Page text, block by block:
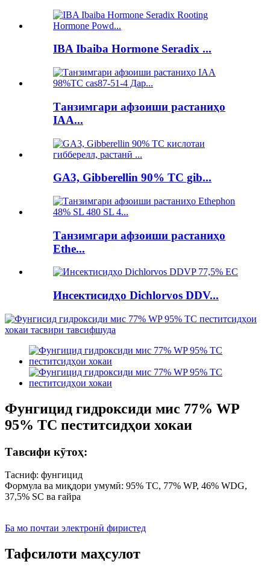
IBA Ibaiba Hormone Seradix ...
Танзимгари афзоиши растаниҳо
IAA...
GA3, Gibberellin 90% TC gib...
Танзимгари афзоиши растаниҳо
Ethe...
Инсектисидҳо Dichlorvos DDV...
Фунгицид гидроксиди мис 77% WP
95% TC пеститсидҳои хокаи
Тавсифи кӯтоҳ:
Тасниф: фунгицид
Формула ва миқдори умумӣ: 95% TC, 77% WP, 46% WDG,
37,5% SC ва ғайра
Ба мо почтаи электронӣ фиристед
Тафсилоти маҳсулот